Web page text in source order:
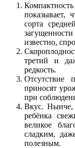
показывает,
сорта
известно,
третий и
редкость.
Отсутствие
приносят
при
Вкус. Нынче,
ребёнка
великое
сладким,
полезным.